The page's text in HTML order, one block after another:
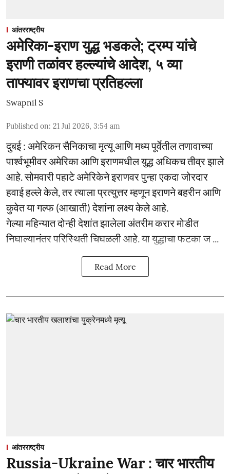
आंतरराष्ट्रीय
अमेरिका-इराण युद्ध भडकले; ट्रम्प यांचे
इराणी तळांवर हल्ल्यांचे आदेश, ५ व्या
ताफ्यावर इराणचा प्रतिहल्ला
Swapnil S
Published on: 21 Jul 2026, 3:54 am
दुबई : अमेरिकन सैनिकाचा मृत्यू आणि मध्य पूर्वेतील तणावाच्या
पार्श्वभूमीवर अमेरिका आणि इराणमधील युद्ध अधिकच तीव्र झाले
आहे. सोमवारी पहाटे अमेरिकेने इराणवर पुन्हा एकदा जोरदार
हवाई हल्ले केले, तर त्याला प्रत्युत्तर म्हणून इराणने बहरीन आणि
कुवेत या गल्फ (आखाती) देशांना लक्ष्य केले आहे.
गेल्या महिन्यात दोन्ही देशांत झालेला अंतरीम करार मोडीत
निघाल्यानंतर परिस्थिती चिघळली आहे. या युद्धाचा फटका ज ...
Read More
आंतरराष्ट्रीय
Russia-Ukraine War : चार भारतीय